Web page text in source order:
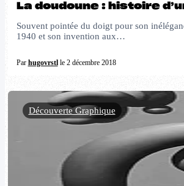
La doudoune : histoire
Souvent pointée du doigt pour son
1940 et son invention aux…
Par hugovrstlle 2 décembre 2018
Découverte Graphique